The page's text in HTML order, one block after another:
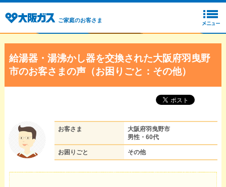
ご家庭のお客さま
給湯器・湯沸かし器を交換された大阪府羽曳野
市のお客さまの声（お困りごと：その他）
お客さま
大阪府羽曳野市
男性・60代
お困りごと その他